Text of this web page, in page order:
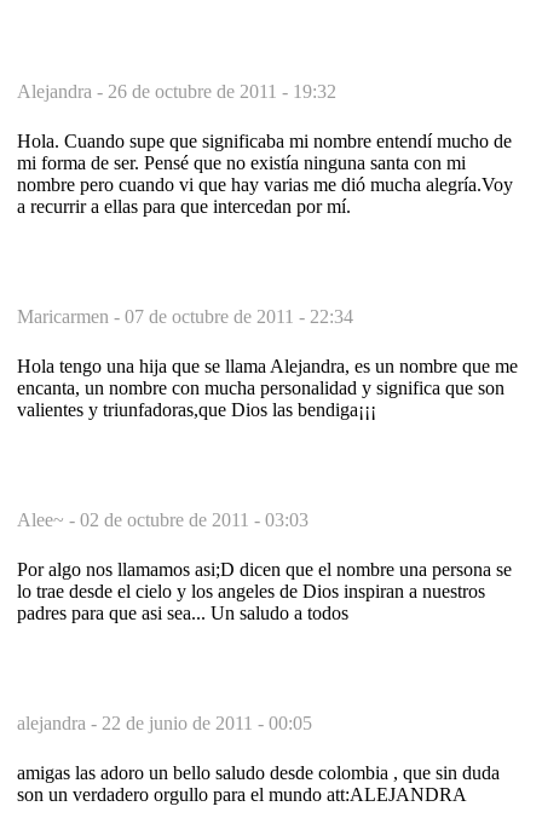
Alejandra - 26 de octubre de 2011 - 19:32
Hola. Cuando supe que significaba mi nombre entendí mucho de
mi forma de ser. Pensé que no existía ninguna santa con mi
nombre pero cuando vi que hay varias me dió mucha alegría.Voy
a recurrir a ellas para que intercedan por mí.
Maricarmen - 07 de octubre de 2011 - 22:34
Hola tengo una hija que se llama Alejandra, es un nombre que me
encanta, un nombre con mucha personalidad y significa que son
valientes y triunfadoras,que Dios las bendiga¡¡¡
Alee~ - 02 de octubre de 2011 - 03:03
Por algo nos llamamos asi;D dicen que el nombre una persona se
lo trae desde el cielo y los angeles de Dios inspiran a nuestros
padres para que asi sea... Un saludo a todos
alejandra - 22 de junio de 2011 - 00:05
amigas las adoro un bello saludo desde colombia , que sin duda
son un verdadero orgullo para el mundo att:ALEJANDRA